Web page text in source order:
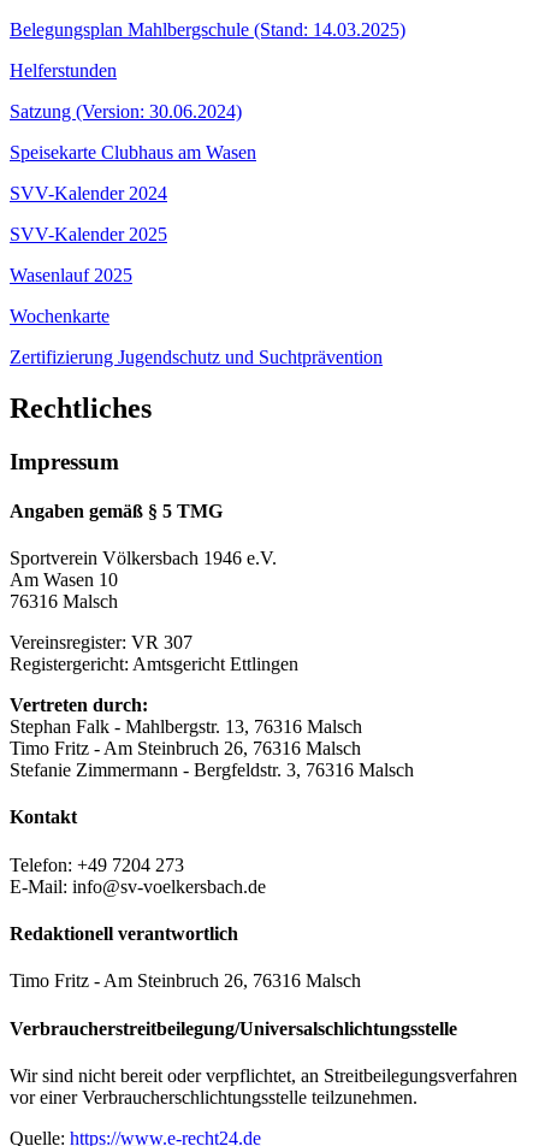
Belegungsplan Mahlbergschule (Stand: 14.03.2025)
Helferstunden
Satzung (Version: 30.06.2024)
Speisekarte Clubhaus am Wasen
SVV-Kalender 2024
SVV-Kalender 2025
Wasenlauf 2025
Wochenkarte
Zertifizierung Jugendschutz und Suchtprävention
Rechtliches
Impressum
Angaben gemäß § 5 TMG
Sportverein Völkersbach 1946 e.V.
Am Wasen 10
76316 Malsch
Vereinsregister: VR 307
Registergericht: Amtsgericht Ettlingen
Vertreten durch:
Stephan Falk - Mahlbergstr. 13, 76316 Malsch
Timo Fritz - Am Steinbruch 26, 76316 Malsch
Stefanie Zimmermann - Bergfeldstr. 3, 76316 Malsch
Kontakt
Telefon: +49 7204 273
E-Mail: info@sv-voelkersbach.de
Redaktionell verantwortlich
Timo Fritz - Am Steinbruch 26, 76316 Malsch
Verbraucher­streit­beilegung/Universal­schlichtungs­stelle
Wir sind nicht bereit oder verpflichtet, an Streitbeilegungsverfahren
vor einer Verbraucherschlichtungsstelle teilzunehmen.
Quelle: https://www.e-recht24.de